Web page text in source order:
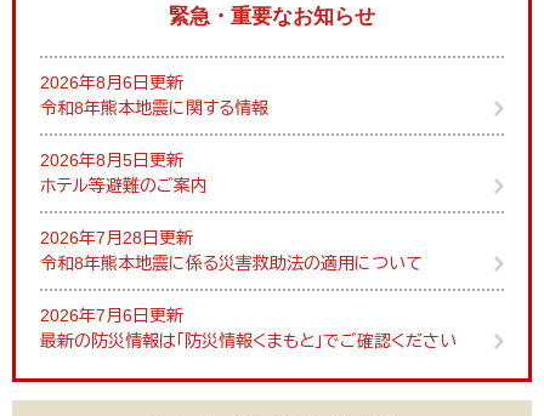
緊急・重要なお知らせ
2026年8月6日更新
令和8年熊本地震に関する情報
2026年8月5日更新
ホテル等避難のご案内
2026年7月28日更新
令和8年熊本地震に係る災害救助法の適用について
2026年7月6日更新
最新の防災情報は「防災情報くまもと」でご確認ください